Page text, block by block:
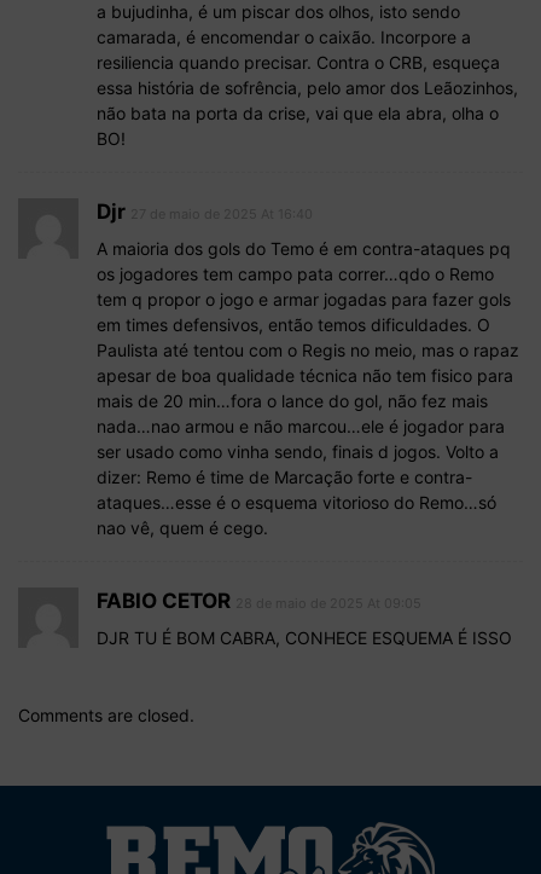
a bujudinha, é um piscar dos olhos, isto sendo
camarada, é encomendar o caixão. Incorpore a
resiliencia quando precisar. Contra o CRB, esqueça
essa história de sofrência, pelo amor dos Leãozinhos,
não bata na porta da crise, vai que ela abra, olha o
BO!
Djr
A maioria dos gols do Temo é em contra-ataques pq
os jogadores tem campo pata correr…qdo o Remo
tem q propor o jogo e armar jogadas para fazer gols
em times defensivos, então temos dificuldades. O
Paulista até tentou com o Regis no meio, mas o rapaz
apesar de boa qualidade técnica não tem fisico para
mais de 20 min…fora o lance do gol, não fez mais
nada…nao armou e não marcou…ele é jogador para
ser usado como vinha sendo, finais d jogos. Volto a
dizer: Remo é time de Marcação forte e contra-
ataques…esse é o esquema vitorioso do Remo…só
nao vê, quem é cego.
FABIO CETOR
DJR TU É BOM CABRA, CONHECE ESQUEMA É ISSO
Comments are closed.